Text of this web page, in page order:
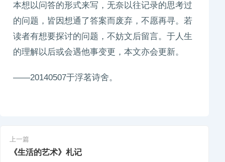
本想以问答的形式来写，无奈以往记录的思考过
的问题，皆因想通了答案而废弃，不愿再寻。若
读者有想要探讨的问题，不妨文后留言。于人生
的理解以后或会遇他事变更，本文亦会更新。
——20140507于浮茗诗舍。
上一篇
《生活的艺术》札记